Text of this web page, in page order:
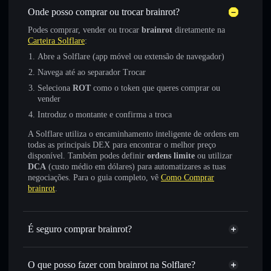
Onde posso comprar ou trocar brainrot?
Podes comprar, vender ou trocar brainrot diretamente na
Carteira Solflare:
Abre a Solflare (app móvel ou extensão de navegador)
Navega até ao separador Trocar
Seleciona ROT como o token que queres comprar ou
vender
Introduz o montante e confirma a troca
A Solflare utiliza o encaminhamento inteligente de ordens em
todas as principais DEX para encontrar o melhor preço
disponível. Também podes definir ordens limite ou utilizar
DCA (custo médio em dólares) para automatizares as tuas
negociações. Para o guia completo, vê Como Comprar
brainrot.
É seguro comprar brainrot?
brainrot token verificado
O que posso fazer com brainrot na Solflare?